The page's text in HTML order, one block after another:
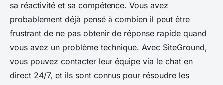
sa réactivité et sa compétence. Vous avez
probablement déjà pensé à combien il peut être
frustrant de ne pas obtenir de réponse rapide quand
vous avez un problème technique. Avec SiteGround,
vous pouvez contacter leur équipe via le chat en
direct 24/7, et ils sont connus pour résoudre les